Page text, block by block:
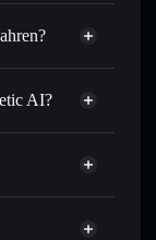
zu deinem
öffentlich
AI?
AI
derzeit nicht